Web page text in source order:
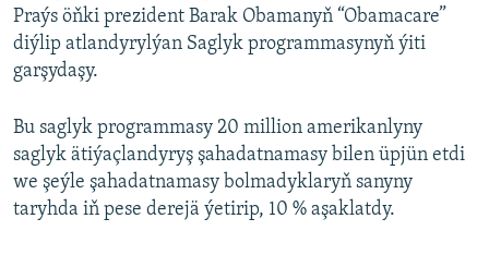
Praýs öňki prezident Barak Obamanyň “Obamacare”
diýlip atlandyrylýan Saglyk programmasynyň ýiti
garşydaşy.
Bu saglyk programmasy 20 million amerikanlyny
saglyk ätiýaçlandyryş şahadatnamasy bilen üpjün etdi
we şeýle şahadatnamasy bolmadyklaryň sanyny
taryhda iň pese derejä ýetirip, 10 % aşaklatdy.